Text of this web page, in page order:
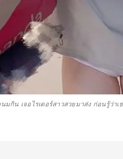
มกิน เจอไรเดอร์สาวสวยมาส่ง ก่อนรู้ว่า